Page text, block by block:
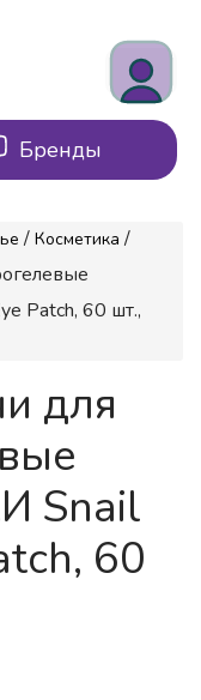
Бренды
/ Косметика /
Patch, 60 шт.,
для
Snail
60